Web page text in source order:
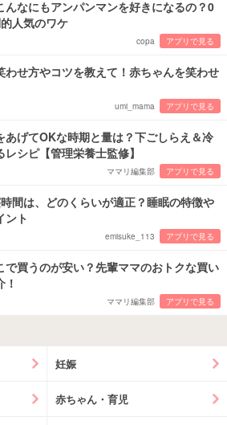
んなにもアンパンマンを好きになるの？0
人気のワケ
copa アプリで見る
わせ方やコツを教えて！赤ちゃんを笑わせ
umi_mama アプリで見る
あげてOKな時期と量は？下ごしらえ＆冷
シピ【管理栄養士監修】
ママリ編集部 アプリで見る
間は、どのくらいが適正？睡眠の特徴や
ント
emisuke_113 アプリで見る
で買うのが安い？先輩ママのおトクな買い
ママリ編集部 アプリで見る
妊娠
赤ちゃん・育児